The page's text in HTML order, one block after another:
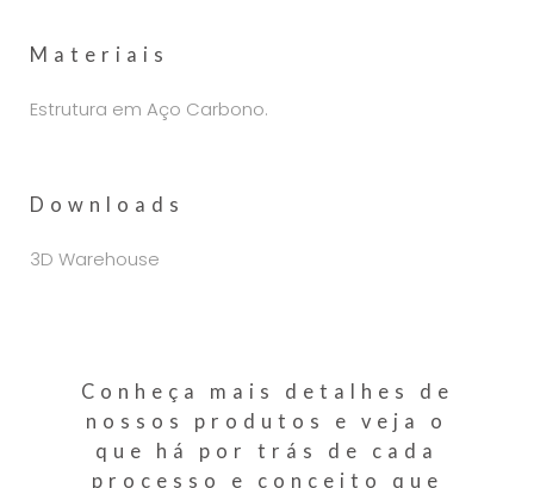
Materiais
Estrutura em Aço Carbono.
Downloads
3D Warehouse
Conheça mais detalhes de
nossos produtos e veja o
que há por trás de cada
processo e conceito que